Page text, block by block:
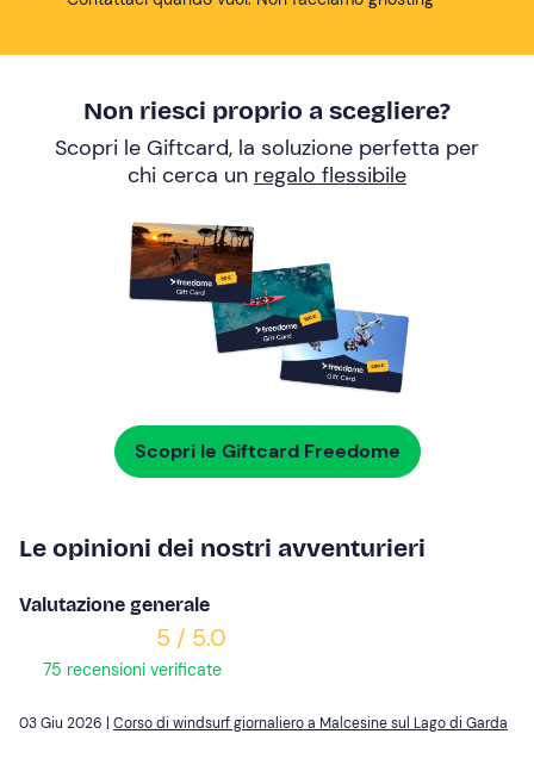
Non riesci proprio a scegliere?
Scopri le Giftcard, la soluzione perfetta per
chi cerca un regalo flessibile
Scopri le Giftcard Freedome
Le opinioni dei nostri avventurieri
Valutazione generale
5 / 5.0
75 recensioni verificate
03 Giu 2026 | Corso di windsurf giornaliero a Malcesine sul Lago di Garda